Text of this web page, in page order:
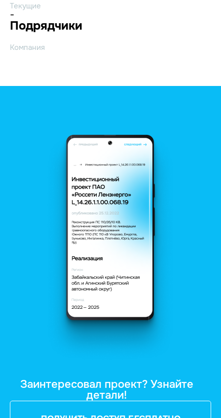
Текущие
-
Подрядчики
Компания
Заинтересовал проект? Узнайте
детали!